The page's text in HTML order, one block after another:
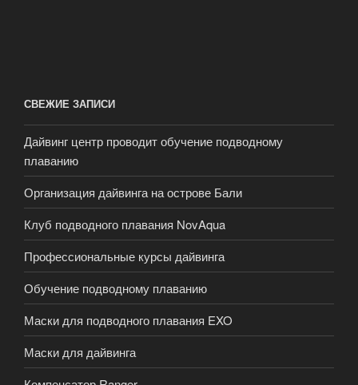
СВЕЖИЕ ЗАПИСИ
Дайвинг центр проводит обучение подводному
плаванию
Организация дайвинга на острове Бали
Клуб подводного плавания NovAqua
Профессиональные курсы дайвинга
Обучение подводному плаванию
Маски для подводного плавания EXO
Маски для дайвинга